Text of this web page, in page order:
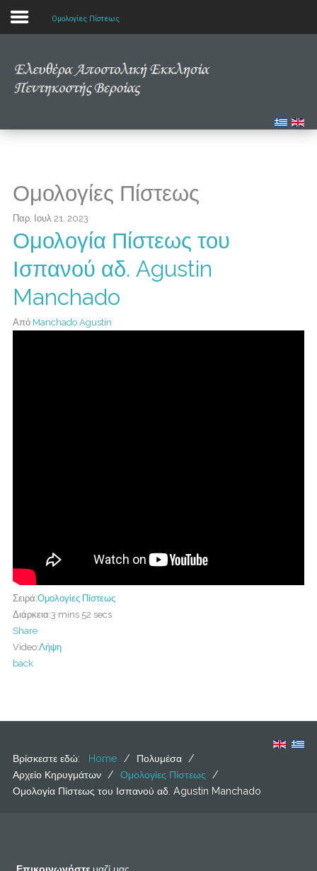
Αρχική
Μελετώντας την Αγία Γραφή
Ομολογίες Πίστεως
Ομολογίες Πίστεως
Παρ, Ιουλ 21, 2023
Ομολογία Πίστεως του
Ισπανού αδ. Agustin
Manchado
Από Manchado Agustin
Σειρά:Ομολογίες Πίστεως
Διάρκεια:3 mins 52 secs
Share
Video:Λήψη
back
Βρίσκεστε εδώ: Home / Πολυμέσα /
Αρχείο Κηρυγμάτων / Ομολογίες Πίστεως /
Ομολογία Πίστεως του Ισπανού αδ. Agustin Manchado